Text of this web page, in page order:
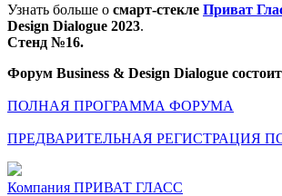
Узнать больше о смарт-стекле Приват
Design Dialogue 2023.
Стенд №16.
Форум Business & Design Dialogue
ПОЛНАЯ ПРОГРАММА ФОРУМА
ПРЕДВАРИТЕЛЬНАЯ РЕГИСТРАЦИЯ
Компания ПРИВАТ ГЛАСС